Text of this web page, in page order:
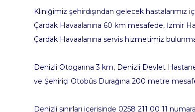
Kliniğimiz şehirdışından gelecek hastalarımız
Çardak Havaalanına 60 km mesafede, İzmir
Çardak Havaalanına servis hizmetimiz
Denizli Otogarına 3 km, Denizli Devlet
ve Şehiriçi Otobüs Durağına 200 metre
Denizli sınırları içerisinde 0258 211 00 11